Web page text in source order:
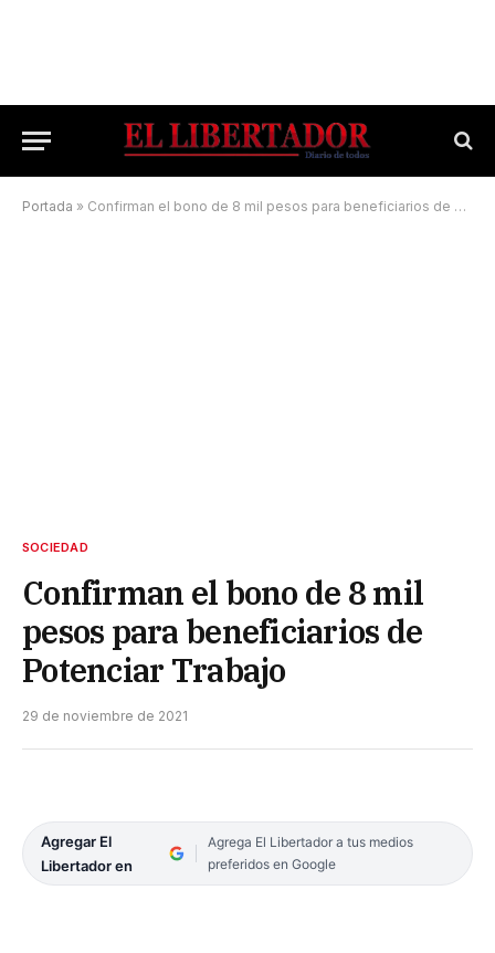
Portada » Confirman el bono de 8 mil pesos para beneficiarios de Potenciar Trabajo
SOCIEDAD
Confirman el bono de 8 mil
pesos para beneficiarios de
Potenciar Trabajo
29 de noviembre de 2021
Agregar El
Libertador en
Agrega El Libertador a tus medios
preferidos en Google